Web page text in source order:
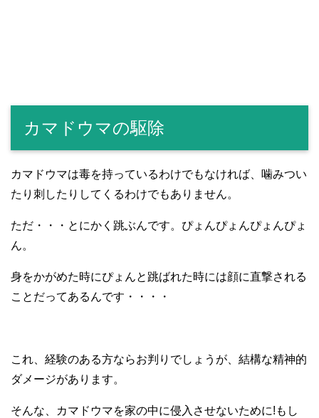
カマドウマの駆除
カマドウマは毒を持っているわけでもなければ、噛みつい
たり刺したりしてくるわけでもありません。
ただ・・・とにかく跳ぶんです。ぴょんぴょんぴょんぴょ
ん。
身をかがめた時にぴょんと跳ばれた時には顔に直撃される
ことだってあるんです・・・・
これ、経験のある方ならお判りでしょうが、結構な精神的
ダメージがあります。
そんな、カマドウマを家の中に侵入させないために!もし